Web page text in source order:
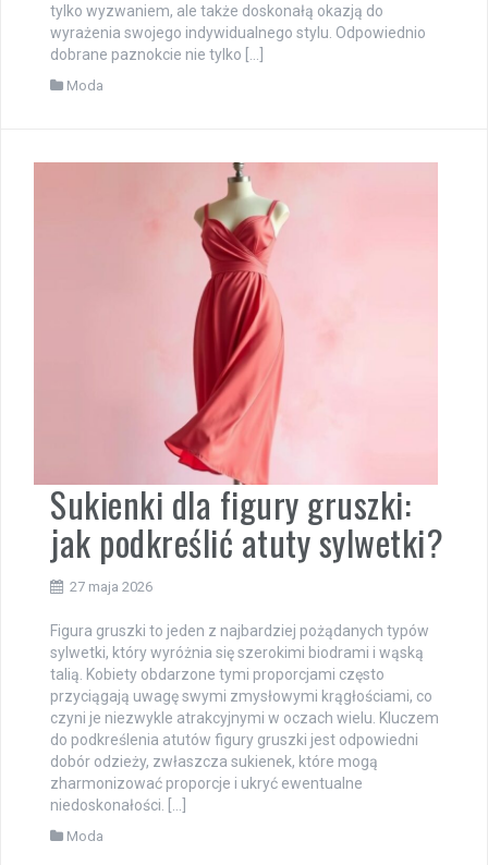
tylko wyzwaniem, ale także doskonałą okazją do
wyrażenia swojego indywidualnego stylu. Odpowiednio
dobrane paznokcie nie tylko […]
Moda
Sukienki dla figury gruszki:
jak podkreślić atuty sylwetki?
27 maja 2026
Figura gruszki to jeden z najbardziej pożądanych typów
sylwetki, który wyróżnia się szerokimi biodrami i wąską
talią. Kobiety obdarzone tymi proporcjami często
przyciągają uwagę swymi zmysłowymi krągłościami, co
czyni je niezwykle atrakcyjnymi w oczach wielu. Kluczem
do podkreślenia atutów figury gruszki jest odpowiedni
dobór odzieży, zwłaszcza sukienek, które mogą
zharmonizować proporcje i ukryć ewentualne
niedoskonałości. […]
Moda